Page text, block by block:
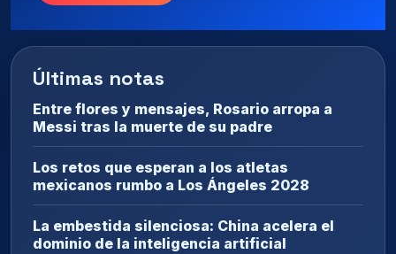
Últimas notas
Entre flores y mensajes, Rosario arropa a
Messi tras la muerte de su padre
Los retos que esperan a los atletas
mexicanos rumbo a Los Ángeles 2028
La embestida silenciosa: China acelera el
dominio de la inteligencia artificial